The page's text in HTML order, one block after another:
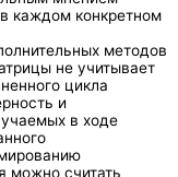
каждом конкретном
методов
не учитывает
цикла
и
в ходе
можно считать